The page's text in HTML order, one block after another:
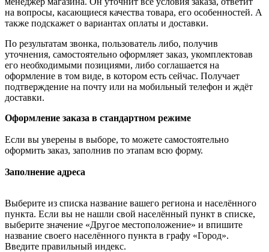
на вопросы, касающиеся качества товара, его особенностей. А
также подскажет о вариантах оплаты и доставки.
По результатам звонка, пользователь либо, получив
уточнения, самостоятельно оформляет заказ, укомплектовав
его необходимыми позициями, либо соглашается на
оформление в том виде, в котором есть сейчас. Получает
подтверждение на почту или на мобильный телефон и ждёт
доставки.
Оформление заказа в стандартном режиме
Если вы уверены в выборе, то можете самостоятельно
оформить заказ, заполнив по этапам всю форму.
Заполнение адреса
Выберите из списка название вашего региона и населённого
пункта. Если вы не нашли свой населённый пункт в списке,
выберите значение «Другое местоположение» и впишите
название своего населённого пункта в графу «Город».
Введите правильный индекс.